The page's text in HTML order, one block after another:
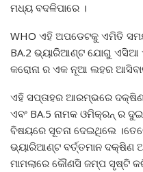
ମଧ୍ୟ ବଦଳିପାରେ ।
WHO ଏହି ଅପଡେଟକୁ ଏମିତି
BA.2 ଭ୍ୟାରିଆଣ୍ଟ ଯୋଗୁ ଏସିଆ
କରୋନା ର ଏକ ନୂଆ ଲହର
ଏହି ସପ୍ତାହର ଆରମ୍ଭରେ ଦକ୍ଷିଣ
ଏବଂ BA.5 ନାମକ ଓମିକ୍ରନ୍ ର
ବିଷୟରେ ସୂଚନା ଦେଇଥିଲେ
ଭ୍ୟାରିଆଣ୍ଟ ବର୍ତ୍ତମାନ ଦକ୍ଷିଣ
ମାମଲାରେ କୌଣସି ଜମ୍ପ ସୃଷ୍ଟି